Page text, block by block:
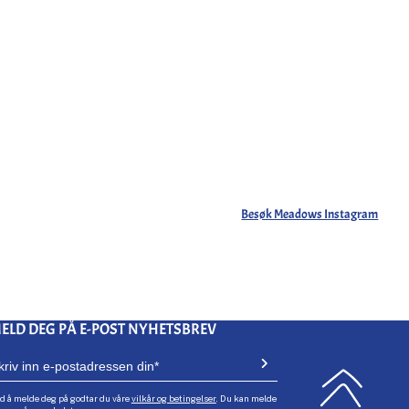
Besøk Meadows Instagram
DEG PÅ E-POST NYHETSBREV
å melde deg på godtar du vårevilkår og betingelser. Du kan melde